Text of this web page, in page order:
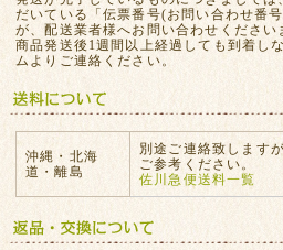
だいている「伝票番号(お問い合わせ番
が、配送業者様へお問い合わせください
商品発送後1週間以上経過しても到着し
ムよりご連絡ください。
沖縄・北海
道・離島
別途ご連絡致します
ご参考ください。
佐川急便送料一覧